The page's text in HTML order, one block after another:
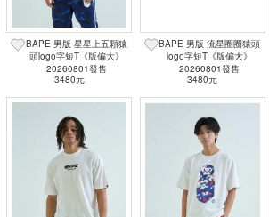
BAPE 男版 星星上五顆猿
頭logo字短T《版偏大》
20260801發售
3480元
BAPE 男版 流星圈圈猿頭
logo字短T《版偏大》
20260801發售
3480元